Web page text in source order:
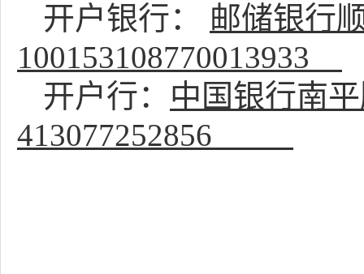
开户银行：
邮储银行
100153108770013933
开户行： 中国银行南
413077252856